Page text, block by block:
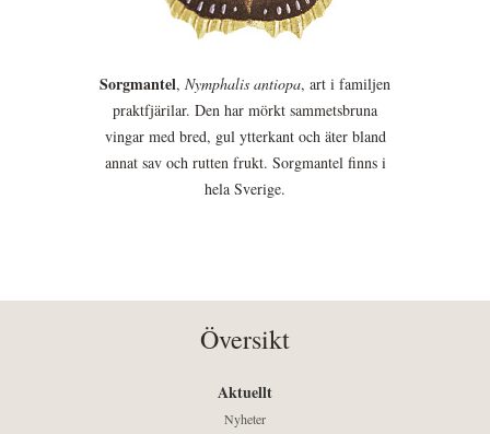
Sorgmantel, Nymphalis antiopa, art i familjen
praktfjärilar. Den har mörkt sammetsbruna
vingar med bred, gul ytterkant och äter bland
annat sav och rutten frukt. Sorgmantel finns i
hela Sverige.
Översikt
Aktuellt
Nyheter